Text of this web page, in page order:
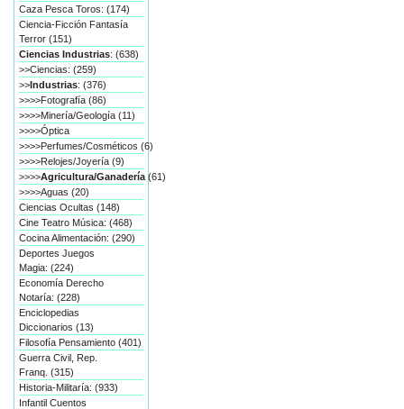
Caza Pesca Toros: (174)
Ciencia-Ficción Fantasía
Terror (151)
Ciencias Industrias: (638)
>>Ciencias: (259)
>>Industrias: (376)
>>>>Fotografía (86)
>>>>Minería/Geología (11)
>>>>Óptica
>>>>Perfumes/Cosméticos (6)
>>>>Relojes/Joyería (9)
>>>>Agricultura/Ganadería (61)
>>>>Aguas (20)
Ciencias Ocultas (148)
Cine Teatro Música: (468)
Cocina Alimentación: (290)
Deportes Juegos
Magia: (224)
Economía Derecho
Notaría: (228)
Enciclopedias
Diccionarios (13)
Filosofía Pensamiento (401)
Guerra Civil, Rep.
Franq. (315)
Historia-Militaría: (933)
Infantil Cuentos